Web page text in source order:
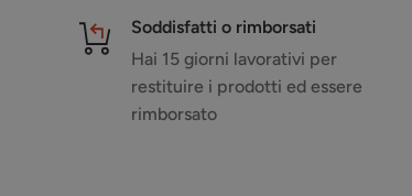
Soddisfatti o rimborsati
Hai 15 giorni lavorativi per
restituire i prodotti ed essere
rimborsato